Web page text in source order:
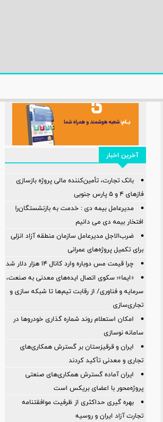
آخرین اخبار
بانک تجارت، تأمین‌کننده مالی پروژه بازسازی
فازهای ۴ و ۵ پارس جنوبی
مدیرعامل بیمه دی : خدمت به بازنشستگان‌را
افتخار بیمه دی می دانیم
ضرب‌الاجل مدیرعامل سازمان منطقه آزاد انزلی
برای تكمیل پروژه‌های عمرانی
چرا قیمت مس دوباره وارد کانال ۱۴ هزار دلار شد
«ایما»؛ سکوی اتصال ایده‌های معدنی به صنعت،
سرمایه و فناوری/ از رقابت تیم‌ها تا شبکه سازی و
تجاری‌سازی
امکان استعلام روند شماره گذاری خودروها در
سامانه نوسازی
ایران و قرقیزستان بر گسترش همکاری‌های
تجاری و معدنی تأکید کردند
ایران آماده گسترش همکاری‌های صنعتی
پروژه‌محور با اعضای بریکس است
بهره گیری حداکثری از ظرفیت موافقتنامه
تجارت آزاد ایران و روسیه